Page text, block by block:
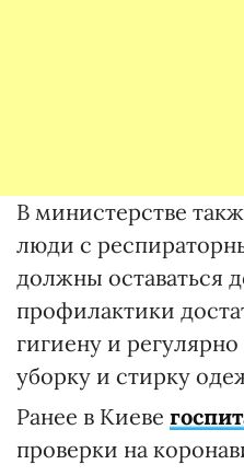
В министерстве
люди с
должны оставаться
профилактики
гигиену и
уборку и стирку
Ранее в Киеве
проверки на